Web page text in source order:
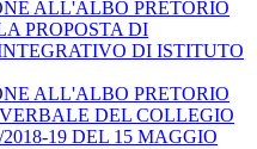
ALL'ALBO PRETORIO
PROPOSTA DI
DI ISTITUTO
ALL'ALBO PRETORIO
DEL COLLEGIO
19 DEL 15 MAGGIO